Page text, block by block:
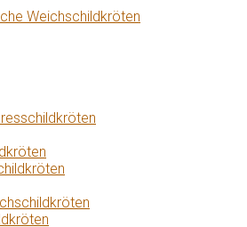
Weichschildkröten